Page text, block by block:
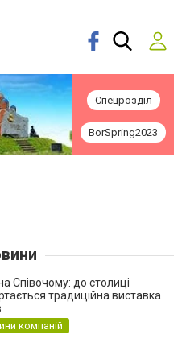
Спецрозділ
BorSpring2023
Співочому: до столиці
традиційна виставка
компаній